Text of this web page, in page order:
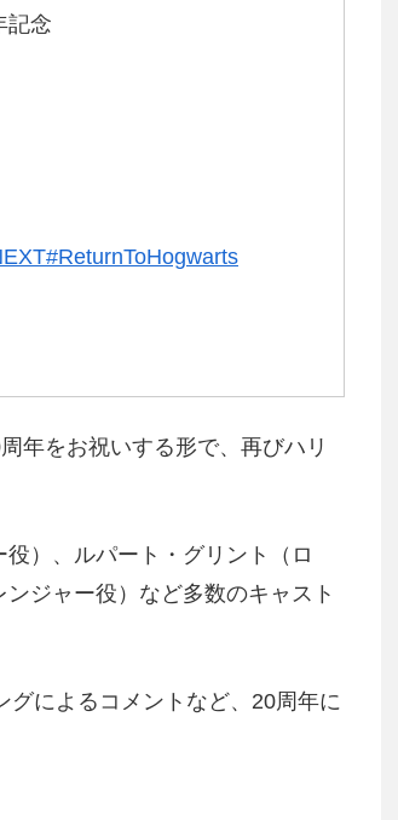
記念
#ReturnToHogwarts
年をお祝いする形で、再びハリ
）、ルパート・グリント（ロ
ジャー役）など多数のキャスト
によるコメントなど、20周年に